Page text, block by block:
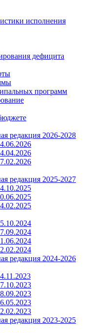
исполнения
дефицита
программ
редакция 2026-2028
редакция 2025-2027
редакция 2024-2026
редакция 2023-2025